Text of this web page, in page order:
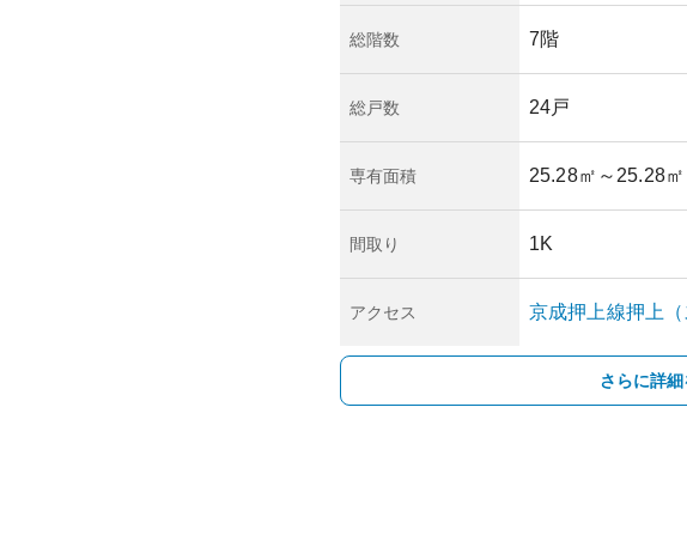
総階数 7階
総戸数 24戸
専有面積 25.28㎡ ～25.28㎡
間取り 1K
アクセス 京成押上線押上
さらに詳